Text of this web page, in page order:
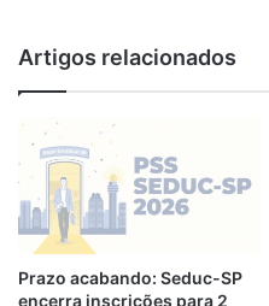
Artigos relacionados
Prazo acabando: Seduc-SP
encerra inscrições para 2